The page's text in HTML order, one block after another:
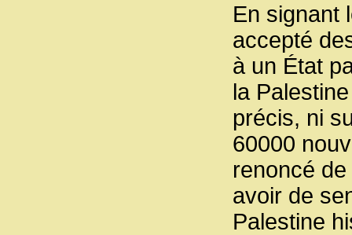
En signant
accepté
à un État
la
précis, ni
60000
renoncé
avoir de
Palestine